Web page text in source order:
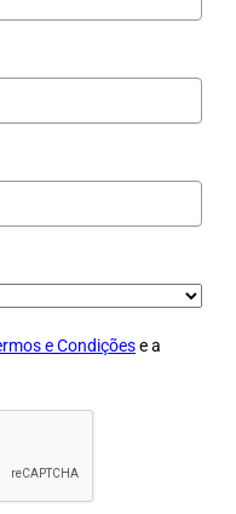
e Condiçõese a